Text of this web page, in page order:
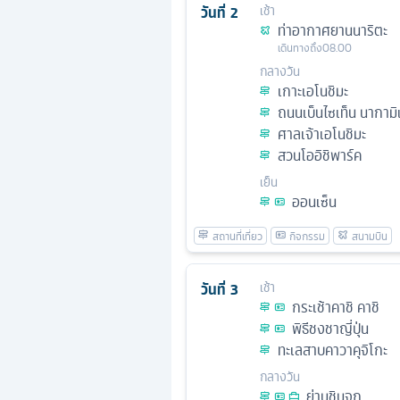
วันที่ 2 เช้า
ท่าอากาศยานนาริตะ
เดินทางถึง08.00
กลางวัน
เกาะเอโนชิมะ
ถนนเบ็นไซเท็น นากามิ
ศาลเจ้าเอโนชิมะ
สวนโออิชิพาร์ค
เย็น
ออนเซ็น
วันที่ 3 เช้า
กระเช้าคาชิ คาชิ
พิธีชงชาญี่ปุ่น
ทะเลสาบคาวาคุจิโกะ
กลางวัน